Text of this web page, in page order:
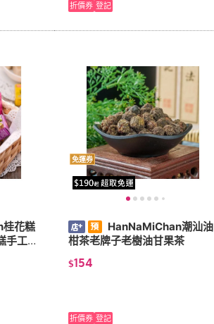
折價券 登記
花糕
手工糕
免運券
HanNaMiChan潮汕油
柑茶老牌子老樹油甘果茶
$154
折價券 登記